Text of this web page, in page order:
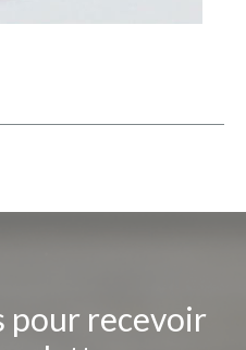
pour recevoir